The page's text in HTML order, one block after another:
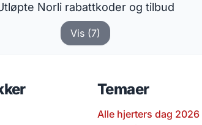
Norli rabattkoder og tilbud
Vis (7)
Temaer
Alle hjerters dag 2026